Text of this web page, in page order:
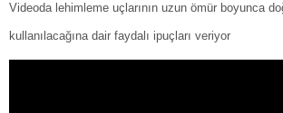
Videoda lehimleme uçlarının uzun ömür boyunca
kullanılacağına dair faydalı ipuçları veriyor